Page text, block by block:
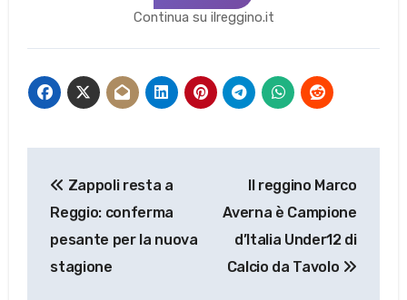
Continua su ilreggino.it
articoli
Zappoli resta a
Reggio: conferma
pesante per la nuova
stagione
Il reggino Marco
Averna è Campione
d’Italia Under12 di
Calcio da Tavolo